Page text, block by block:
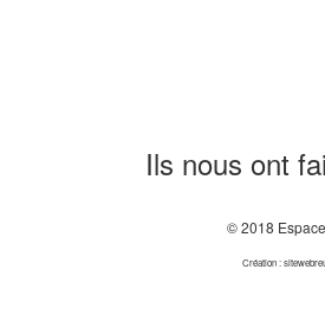
Ils nous ont
© 2018
Création :